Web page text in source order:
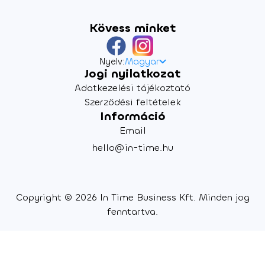
Kövess minket
Nyelv:Magyar
Jogi nyilatkozat
Adatkezelési tájékoztató
Szerződési feltételek
Információ
Email
hello@in-time.hu
Copyright © 2026 In Time Business Kft. Minden jog
fenntartva.